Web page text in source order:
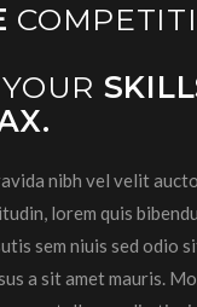
nibh vel velit
lorem quis
sem niuis sed odio
a sit amet mauris.